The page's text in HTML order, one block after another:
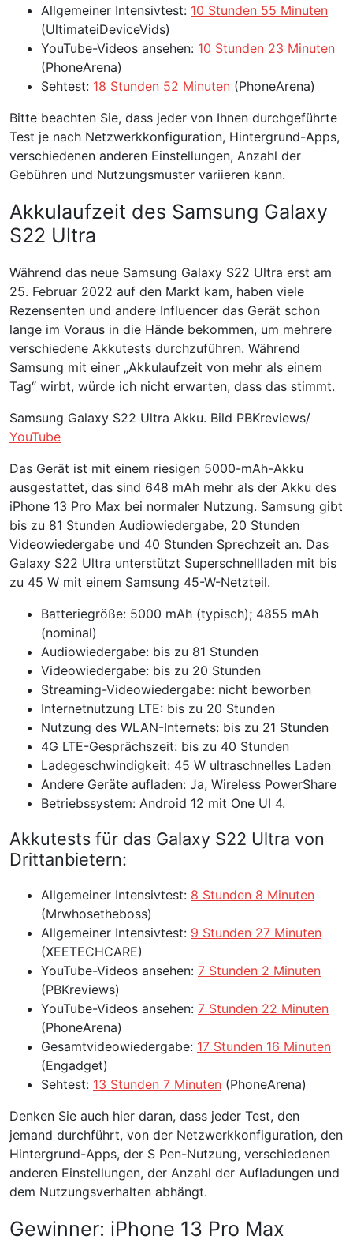
Allgemeiner Intensivtest: 10 Stunden 55 Minuten
(UltimateiDeviceVids)
YouTube-Videos ansehen: 10 Stunden 23 Minuten
(PhoneArena)
Sehtest: 18 Stunden 52 Minuten (PhoneArena)
Bitte beachten Sie, dass jeder von Ihnen durchgeführte
Test je nach Netzwerkkonfiguration, Hintergrund-Apps,
verschiedenen anderen Einstellungen, Anzahl der
Gebühren und Nutzungsmuster variieren kann.
Akkulaufzeit des Samsung Galaxy
S22 Ultra
Während das neue Samsung Galaxy S22 Ultra erst am
25. Februar 2022 auf den Markt kam, haben viele
Rezensenten und andere Influencer das Gerät schon
lange im Voraus in die Hände bekommen, um mehrere
verschiedene Akkutests durchzuführen. Während
Samsung mit einer „Akkulaufzeit von mehr als einem
Tag“ wirbt, würde ich nicht erwarten, dass das stimmt.
Samsung Galaxy S22 Ultra Akku. Bild PBKreviews/
YouTube
Das Gerät ist mit einem riesigen 5000-mAh-Akku
ausgestattet, das sind 648 mAh mehr als der Akku des
iPhone 13 Pro Max bei normaler Nutzung. Samsung gibt
bis zu 81 Stunden Audiowiedergabe, 20 Stunden
Videowiedergabe und 40 Stunden Sprechzeit an. Das
Galaxy S22 Ultra unterstützt Superschnellladen mit bis
zu 45 W mit einem Samsung 45-W-Netzteil.
Batteriegröße: 5000 mAh (typisch); 4855 mAh
(nominal)
Audiowiedergabe: bis zu 81 Stunden
Videowiedergabe: bis zu 20 Stunden
Streaming-Videowiedergabe: nicht beworben
Internetnutzung LTE: bis zu 20 Stunden
Nutzung des WLAN-Internets: bis zu 21 Stunden
4G LTE-Gesprächszeit: bis zu 40 Stunden
Ladegeschwindigkeit: 45 W ultraschnelles Laden
Andere Geräte aufladen: Ja, Wireless PowerShare
Betriebssystem: Android 12 mit One UI 4.
Akkutests für das Galaxy S22 Ultra von
Drittanbietern:
Allgemeiner Intensivtest: 8 Stunden 8 Minuten
(Mrwhosetheboss)
Allgemeiner Intensivtest: 9 Stunden 27 Minuten
(XEETECHCARE)
YouTube-Videos ansehen: 7 Stunden 2 Minuten
(PBKreviews)
YouTube-Videos ansehen: 7 Stunden 22 Minuten
(PhoneArena)
Gesamtvideowiedergabe: 17 Stunden 16 Minuten
(Engadget)
Sehtest: 13 Stunden 7 Minuten (PhoneArena)
Denken Sie auch hier daran, dass jeder Test, den
jemand durchführt, von der Netzwerkkonfiguration, den
Hintergrund-Apps, der S Pen-Nutzung, verschiedenen
anderen Einstellungen, der Anzahl der Aufladungen und
dem Nutzungsverhalten abhängt.
Gewinner: iPhone 13 Pro Max